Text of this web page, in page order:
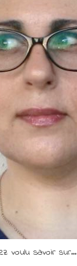
voulu savoir sur...